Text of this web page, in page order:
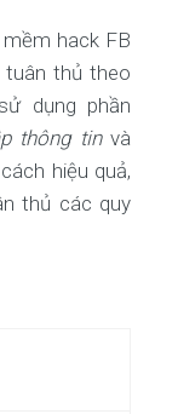
hack FB
thủ theo
dụng phần
thông tinvà
hiệu quả,
thủ các quy